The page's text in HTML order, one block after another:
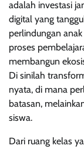
adalah investasi
digital yang
perlindungan
proses
membangun
Di sinilah
nyata, di mana
batasan,
siswa.
Dari ruang kelas